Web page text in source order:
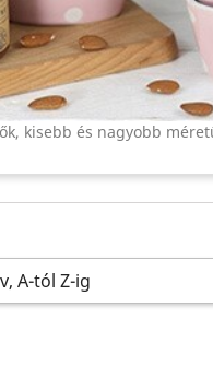
kisebb és nagyobb
A-tól Z-ig